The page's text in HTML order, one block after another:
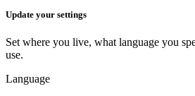
Update your settings
Set where you live, what language you
use.
Language